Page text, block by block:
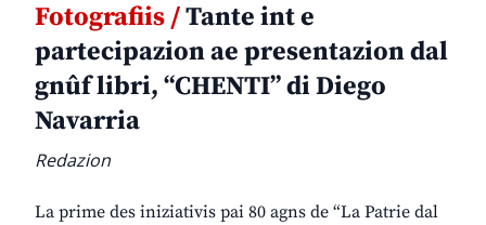
Fotografiis /Tante int e
partecipazion ae presentazion dal
gnûf libri, “CHENTI” di Diego
Navarria
Redazion
La prime des iniziativis pai 80 agns de “La Patrie dal